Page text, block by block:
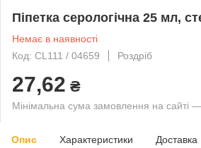
Піпетка серологічна 25 мл,
Немає в наявності
Код: CL111 / 04659
Роздріб
27,62 ₴
Мінімальна сума замовлення на сайті
Опис Характеристики Доставка